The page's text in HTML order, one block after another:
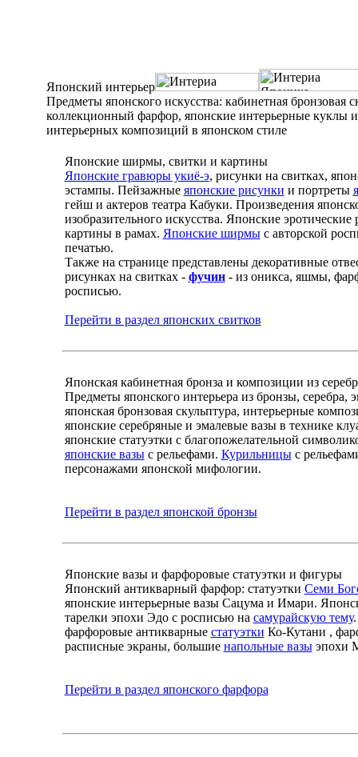
Японский интерьер
Предметы японского искусства: кабинетная бронзовая
коллекционный фарфор, японские интерьерные куклы и
интерьерных композиций в японском стиле
Японские ширмы, свитки и картины
Японские гравюры укиё-э, рисунки на свитках,
эстампы. Пейзажные японские рисунки и портреты
гейш и актеров театра Кабуки. Произведения
изобразительного искусства. Японские
картины в рамах. Японские ширмыс авторской
печатью.
Также на странице представлены декоративные
рисунках на свитках - фучин- из оникса, яшмы,
росписью.
Перейти в раздел японских свитков
Японская кабинетная бронза и композиции из
Предметы японского интерьера из бронзы, серебра,
японская бронзовая скульптура, интерьерные
японские серебряные и эмалевые вазы в технике
японские статуэтки с благопожелательной
японские вазыс рельефами. Курильницыс
персонажами японской мифологии.
Перейти в раздел японской бронзы
Японские вазы и фарфоровые статуэтки и фигуры
Японский антикварный фарфор: статуэтки Семи
японские интерьерные вазы Сацума и Имари.
тарелки эпохи Эдо с росписью на самурайскую тему
фарфоровые антикварные статуэтки Ко-Кутани ,
расписные экраны, большие напольные вазыэпохи
Перейти в раздел японского фарфора